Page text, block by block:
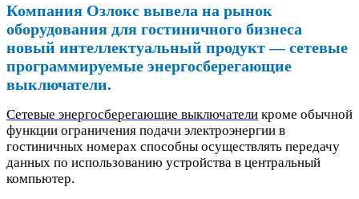
Компания Озлокс вывела на рынок
оборудования для гостиничного бизнеса
новый интеллектуальный продукт — сетевые
программируемые энергосберегающие
выключатели.
Сетевые энергосберегающие выключатели кроме обычной
функции ограничения подачи электроэнергии в
гостиничных номерах способны осуществлять передачу
данных по использованию устройства в центральный
компьютер.